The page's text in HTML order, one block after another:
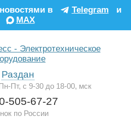
в Telegram
и
MAX
Раздан
Пт, с 9-30 до 18-00, мск
505-67-27
по России